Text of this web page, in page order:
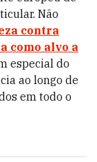
Não
contra
como alvo a
especial do
ao longo de
em todo o